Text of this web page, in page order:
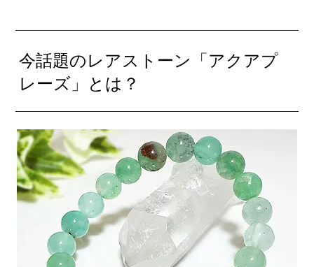
今話題のレアストーン「アクアプ
レーズ」とは？